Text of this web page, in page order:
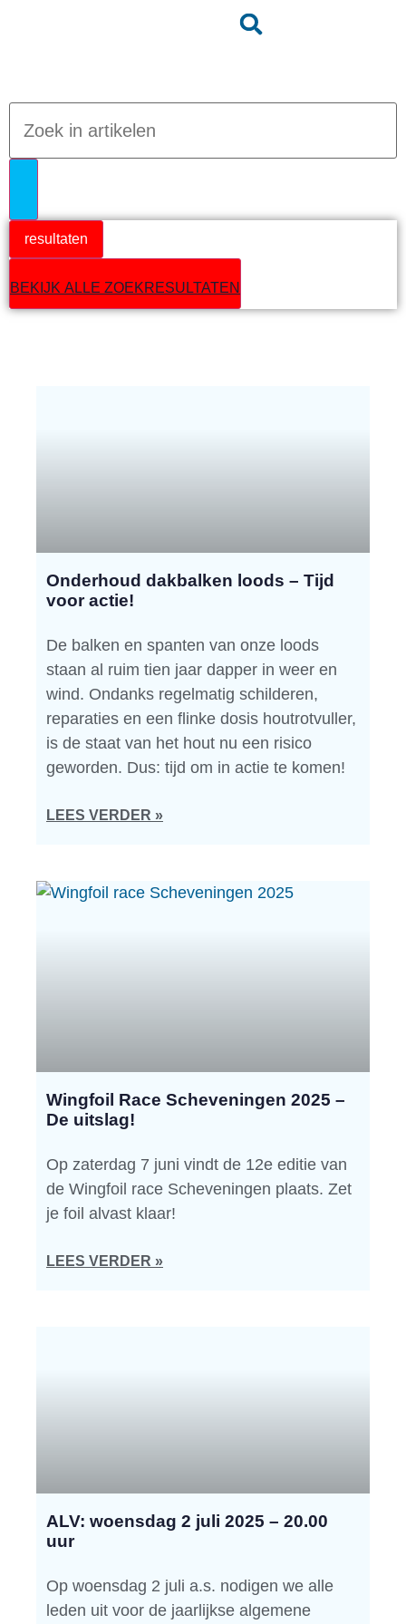
resultaten
BEKIJK ALLE ZOEKRESULTATEN
Onderhoud dakbalken loods – Tijd
voor actie!
De balken en spanten van onze loods
staan al ruim tien jaar dapper in weer en
wind. Ondanks regelmatig schilderen,
reparaties en een flinke dosis houtrotvuller,
is de staat van het hout nu een risico
geworden. Dus: tijd om in actie te komen!
LEES VERDER »
Wingfoil Race Scheveningen 2025 –
De uitslag!
Op zaterdag 7 juni vindt de 12e editie van
de Wingfoil race Scheveningen plaats. Zet
je foil alvast klaar!
LEES VERDER »
ALV: woensdag 2 juli 2025 – 20.00
uur
Op woensdag 2 juli a.s. nodigen we alle
leden uit voor de jaarlijkse algemene